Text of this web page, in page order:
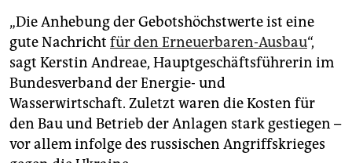
„Die Anhebung der Gebotshöchstwerte ist eine
gute Nachricht für den Erneuerbaren-Ausbau“,
sagt Kerstin Andreae, Hauptgeschäftsführerin im
Bundesverband der Energie- und
Wasserwirtschaft. Zuletzt waren die Kosten für
den Bau und Betrieb der Anlagen stark gestiegen –
vor allem infolge des russischen Angriffskrieges